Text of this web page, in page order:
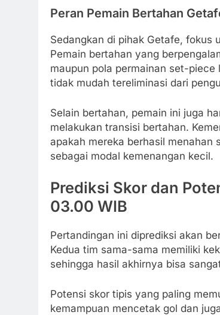
Peran Pemain Bertahan
Sedangkan di pihak Getafe, fokus
Pemain bertahan yang
maupun pola permainan set-
tidak mudah tereliminasi dari
Selain bertahan, pemain ini juga
melakukan transisi bertahan.
apakah mereka berhasil menahan
sebagai modal kemenangan kecil.
Prediksi Skor dan
03.00 WIB
Pertandingan ini diprediksi akan
Kedua tim sama-sama memiliki
sehingga hasil akhirnya bisa
Potensi skor tipis yang paling
kemampuan mencetak gol dan